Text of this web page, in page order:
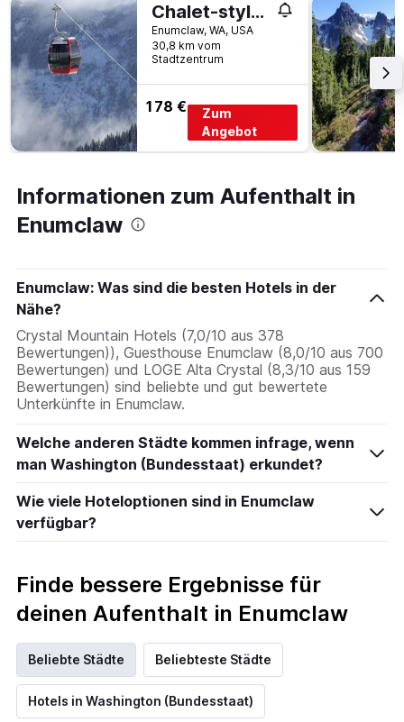
Chalet-style cabin near Mt. Rainier and Crystal
Enumclaw, WA, USA
30,8 km vom
Stadtzentrum
178 €
Zum
Angebot
Informationen zum Aufenthalt in
Enumclaw
Enumclaw: Was sind die besten Hotels in der
Nähe?
Crystal Mountain Hotels (7,0/10 aus 378
Bewertungen)), Guesthouse Enumclaw (8,0/10 aus 700
Bewertungen) und LOGE Alta Crystal (8,3/10 aus 159
Bewertungen) sind beliebte und gut bewertete
Unterkünfte in Enumclaw.
Welche anderen Städte kommen infrage, wenn
man Washington (Bundesstaat) erkundet?
Wie viele Hoteloptionen sind in Enumclaw
verfügbar?
Finde bessere Ergebnisse für
deinen Aufenthalt in Enumclaw
Beliebte Städte Beliebteste Städte
Hotels in Washington (Bundesstaat)